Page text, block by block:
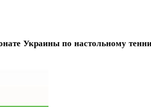
Украины по настольному